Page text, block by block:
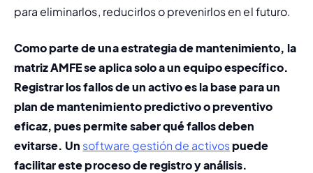
para eliminarlos, reducirlos o prevenirlos en el futuro.
Como parte de una estrategia de mantenimiento, la
matriz AMFE se aplica solo a un equipo específico.
Registrar los fallos de un activo es la base para un
plan de mantenimiento predictivo o preventivo
eficaz, pues permite saber qué fallos deben
evitarse. Un software gestión de activos puede
facilitar este proceso de registro y análisis.